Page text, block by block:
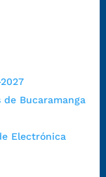
Bucaramanga
Electrónica